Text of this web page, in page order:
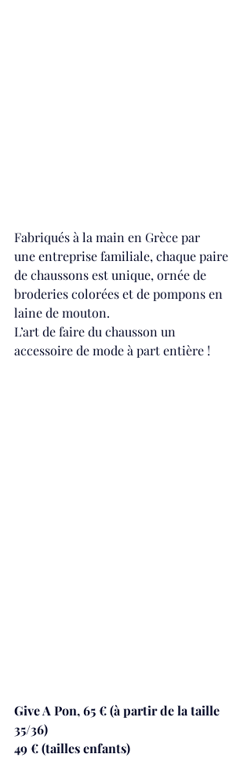
Fabriqués à la main en Grèce par
une entreprise familiale, chaque paire
de chaussons est unique, ornée de
broderies colorées et de pompons en
laine de mouton.
L’art de faire du chausson un
accessoire de mode à part entière !
Give A Pon, 65 € (à partir de la taille
35/36)
49 € (tailles enfants)